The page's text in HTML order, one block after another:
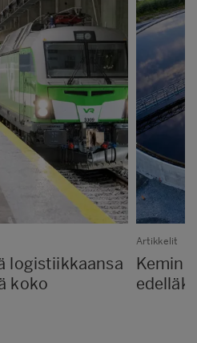
logistiikkaansa
koko
Artikkelit
Kemin